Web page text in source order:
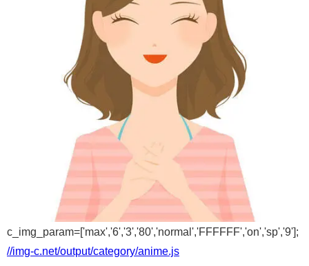
c_img_param=['max','6','3','80','normal','FFFFFF','on','sp','9'];
//img-c.net/output/category/anime.js